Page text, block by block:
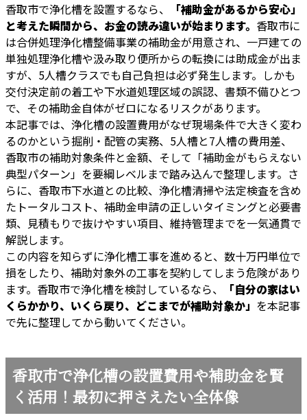
香取市で浄化槽を設置するなら、
「補助金があるから安心」
と考えた瞬間から、お金の読み違いが始まります。 香取市に
は合併処理浄化槽整備事業の補助金が用意され、一戸建ての
単独処理浄化槽や汲み取り便所からの転換には助成金が出ま
すが、5人槽クラスでも自己負担は必ず発生します。しかも
交付決定前の着工や下水道処理区域の誤認、書類不備ひとつ
で、その補助金自体がゼロになるリスクがあります。
本記事では、浄化槽の設置費用がなぜ現場条件で大きく変わ
るのかという掘削・配管の実務、5人槽と7人槽の費用差、
香取市の補助対象条件と金額、そして「補助金がもらえない
典型パターン」を要綱レベルまで踏み込んで整理します。さ
らに、香取市下水道との比較、浄化槽清掃や法定検査を含め
たトータルコスト、補助金申請の正しいタイミングと必要書
類、見積もりで抜けやすい項目、維持管理までを一気通貫で
解説します。
この内容を知らずに浄化槽工事を進めると、数十万円単位で
損をしたり、補助対象外の工事を契約してしまう危険があり
ます。香取市で浄化槽を検討しているなら、
「自分の家はい
くらかかり、いくら戻り、どこまでが補助対象か」 を本記事
で先に整理してから動いてください。
香取市で浄化槽の設置費用や補助金を賢
く活用！最初に押さえたい全体像